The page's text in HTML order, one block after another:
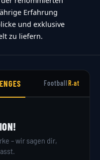
Erfahrung
und exklusive
zu liefern.
FootballR.at
– wir sagen dir,